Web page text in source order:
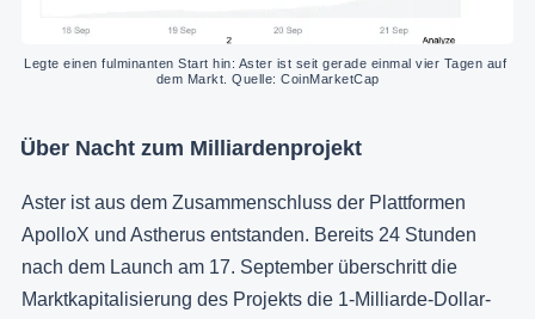
Legte einen fulminanten Start hin: Aster ist seit gerade einmal vier Tagen auf
dem Markt. Quelle: CoinMarketCap
Über Nacht zum Milliardenprojekt
Aster ist aus dem Zusammenschluss der Plattformen
ApolloX und Astherus entstanden. Bereits 24 Stunden
nach dem Launch am 17. September überschritt die
Marktkapitalisierung des Projekts die 1-Milliarde-Dollar-